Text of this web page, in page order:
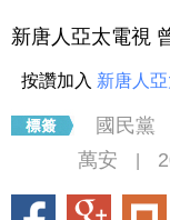
新唐人亞太電視
按讚加入 新唐人
國民黨
萬安